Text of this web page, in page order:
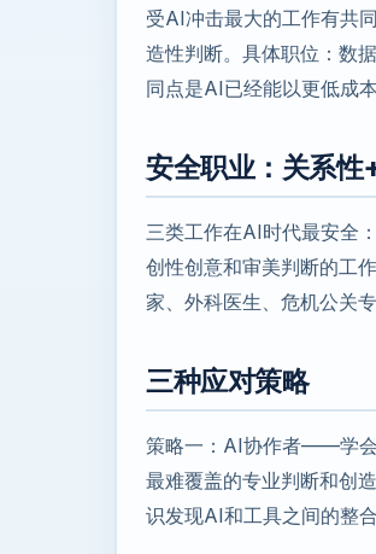
受AI冲击最大的工作有共
造性判断。具体职位：数
同点是AI已经能以更低成
安全职业：关系
三类工作在AI时代最安全
创性创意和审美判断的工
家、外科医生、危机公关
三种应对策略
策略一：AI协作者——学
最难覆盖的专业判断和创
识发现AI和工具之间的整